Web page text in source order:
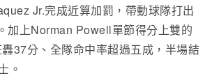
Jr.完成近算加罰，帶動球隊打出
加上Norman Powell單節得分上雙的
37分、全隊命中率超過五成，半場結
。